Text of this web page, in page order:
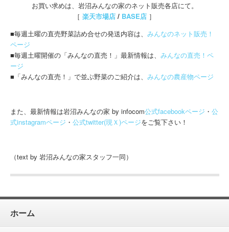
お買い求めは、岩沼みんなの家のネット販売各店にて。
［ 楽天市場店 / BASE店 ］
■毎週土曜の直売野菜詰め合せの発送内容は、 みんなのネット販売！
ページ
■毎週土曜開催の「みんなの直売！」最新情報は、 みんなの直売！ペ
ージ
■「みんなの直売！」で並ぶ野菜のご紹介は、 みんなの農産物ページ
また、最新情報は岩沼みんなの家 by infocom公式facebookページ ・ 公
式instagramページ ・ 公式twitter(現Ｘ)ページをご覧下さい！
（text by 岩沼みんなの家スタッフ一同）
ホーム